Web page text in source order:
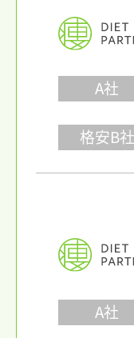
A社
格安B社
A社